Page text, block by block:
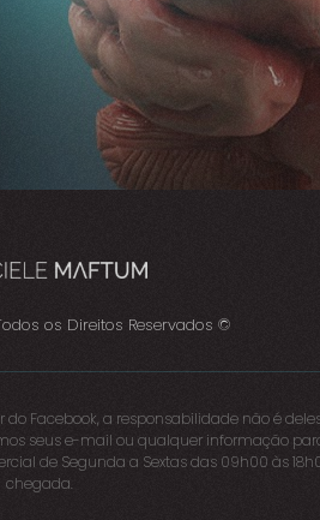
os Direitos Reservados ©
Facebook, a responsabilidade não é
seus e-mail ou qualquer informação
de Segunda a Sextas das 09h00 às
chegada.